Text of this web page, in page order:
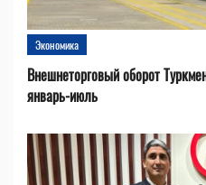
Экономика
Внешнеторговый оборот
январь-июль